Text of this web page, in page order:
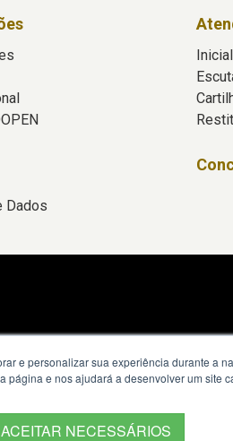
Dados
Inicial
e personalizar sua experiência durante a
e nos ajudará a desenvolver um site
ACEITAR NECESSÁRIOS